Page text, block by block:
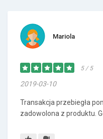
Mariola
5 / 5
2019-03-10
Transakcja przebiegła
zadowolona z produktu.